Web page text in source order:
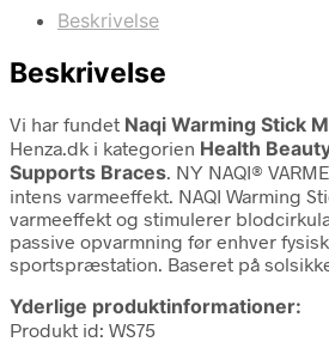
Beskrivelse
Beskrivelse
Vi har fundet Naqi Warming Stick
Henza.dk i kategorien Health
Supports Braces. NY NAQI®
intens varmeeffekt. NAQI Warming
varmeeffekt og stimulerer
passive opvarmning før enhver
sportspræstation. Baseret på
Yderlige produktinformationer:
Produkt id: WS75